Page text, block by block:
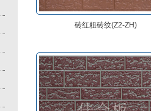
砖红粗砖纹(Z2-ZH)